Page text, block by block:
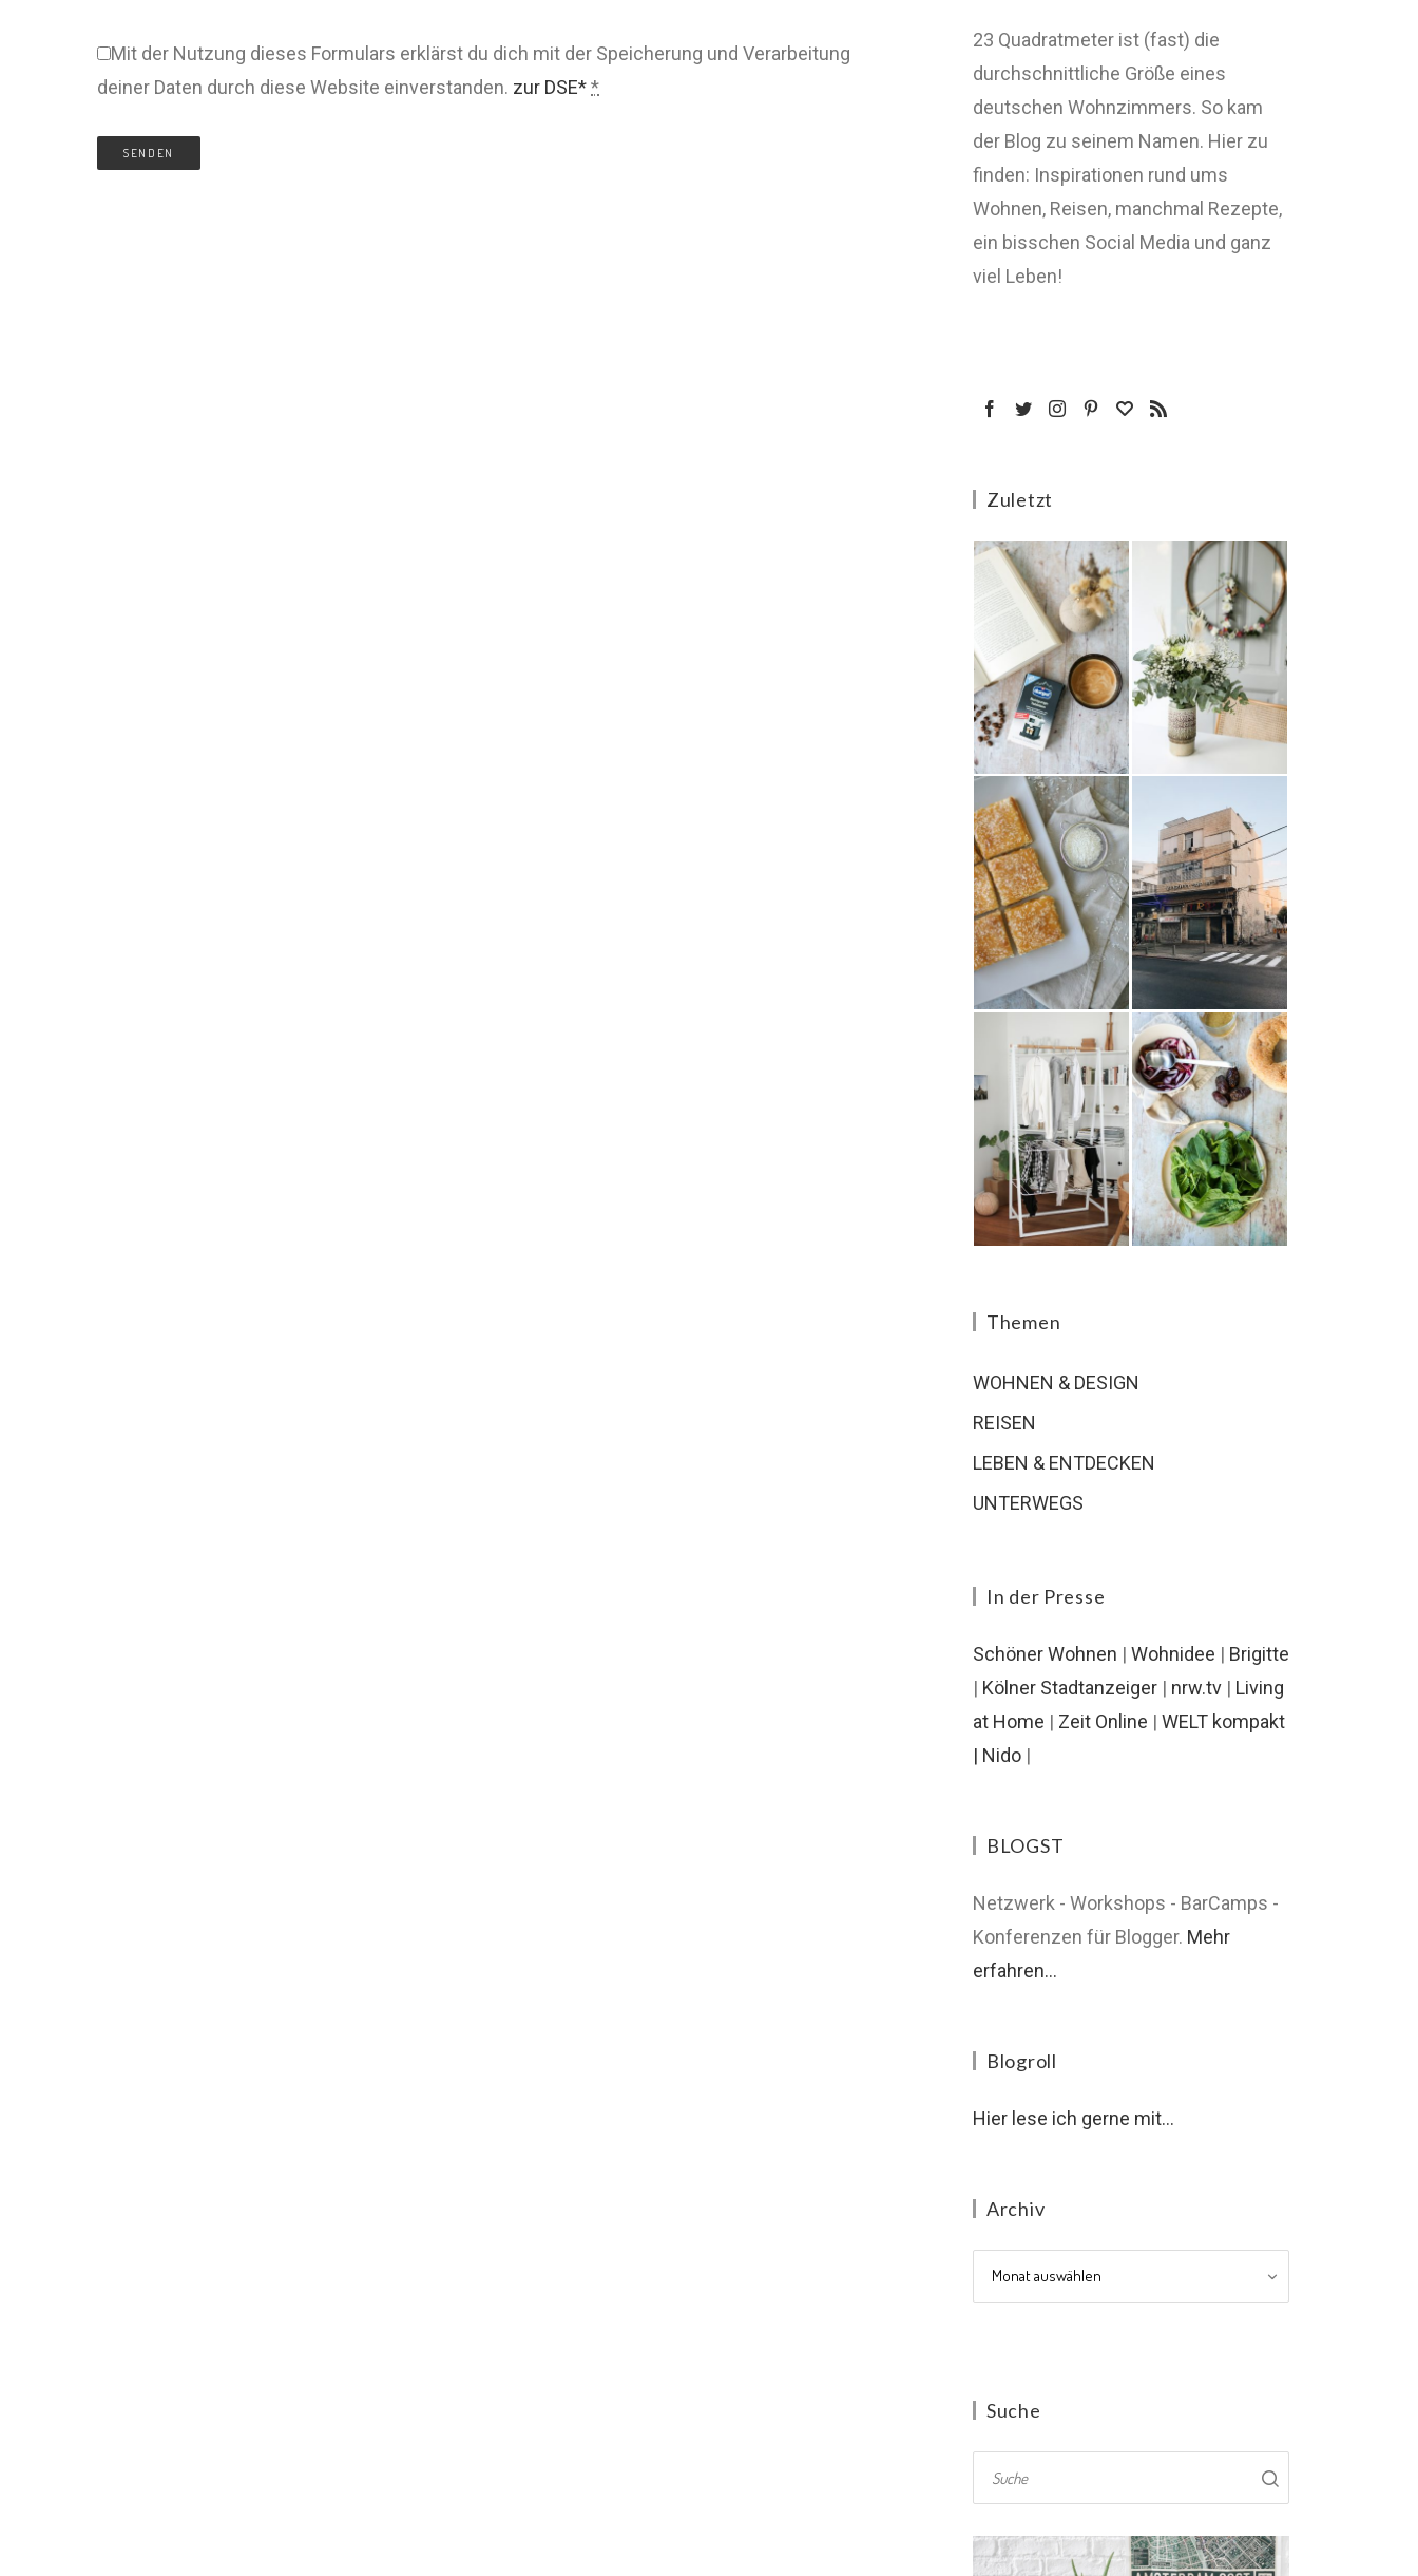
Mit der Nutzung dieses Formulars erklärst du dich mit der Speicherung und Verarbeitung
deiner Daten durch diese Website einverstanden. zur DSE**
23 Quadratmeter ist (fast) die
durchschnittliche Größe eines
deutschen Wohnzimmers. So kam
der Blog zu seinem Namen. Hier zu
finden: Inspirationen rund ums
Wohnen, Reisen, manchmal Rezepte,
ein bisschen Social Media und ganz
viel Leben!
Zuletzt
Themen
WOHNEN & DESIGN
REISEN
LEBEN & ENTDECKEN
UNTERWEGS
In der Presse
Schöner Wohnen | Wohnidee | Brigitte
| Kölner Stadtanzeiger | nrw.tv | Living
at Home | Zeit Online | WELT kompakt
| Nido |
BLOGST
Netzwerk - Workshops - BarCamps -
Konferenzen für Blogger. Mehr
erfahren...
Blogroll
Hier lese ich gerne mit...
Archiv
Archiv
Suche